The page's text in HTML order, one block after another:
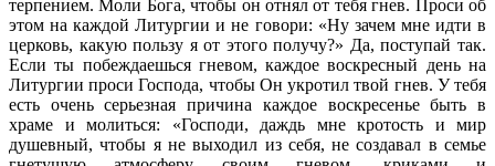
терпением. Моли Бога, чтобы он отнял от тебя гнев. Проси об
этом на каждой Литургии и не говори: «Ну зачем мне идти в
церковь, какую пользу я от этого получу?» Да, поступай так.
Если ты побеждаешься гневом, каждое воскресный день на
Литургии проси Господа, чтобы Он укротил твой гнев. У тебя
есть очень серьезная причина каждое воскресенье быть в
храме и молиться: «Господи, даждь мне кротость и мир
душевный, чтобы я не выходил из себя, не создавал в семье